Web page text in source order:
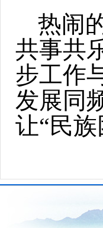
热闹
共事共
步工作
发展同
让“民